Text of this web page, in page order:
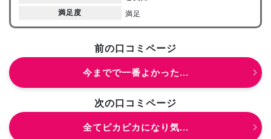
満足度
満足
前の口コミページ
今までで一番よかった...
次の口コミページ
全てピカピカになり気...